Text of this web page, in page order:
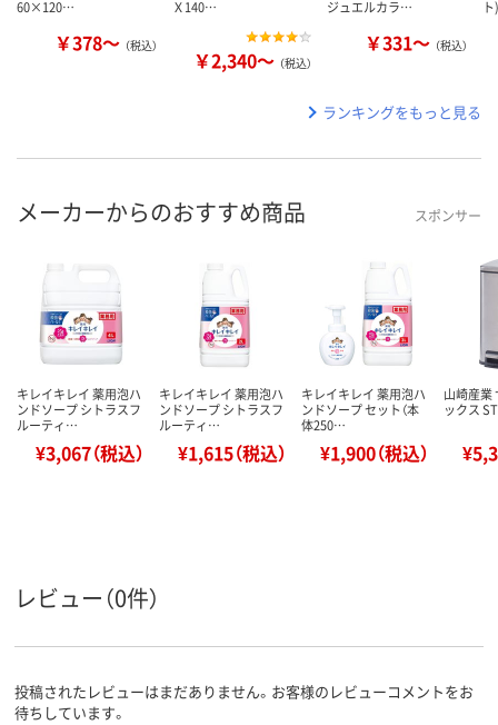
60×120…
￥378～ （税込）
Ｘ140…
￥2,340～ （税込）
ジュエルカラ…
￥331～ （税込）
ランキングをもっと見る
メーカーからのおすすめ商品 スポンサー
キレイキレイ 薬用泡ハ
ンドソープ シトラスフ
ルーティ…
¥3,067（税込）
キレイキレイ 薬用泡ハ
ンドソープ シトラスフ
ルーティ…
¥1,615（税込）
キレイキレイ 薬用泡ハ
ンドソープ セット（本
体250…
¥1,900（税込）
山崎産業
ックス
レビュー（0件）
投稿されたレビューはまだありません。お客様のレビューコメントをお
待ちしています。